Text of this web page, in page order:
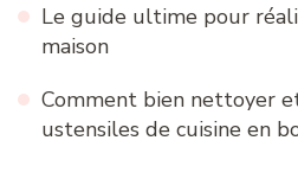
Le guide ultime pour
maison
Comment bien nettoyer
ustensiles de cuisine en